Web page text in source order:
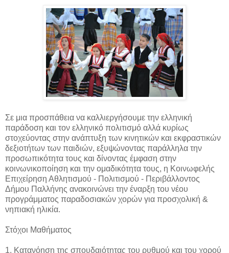
Σε μια προσπάθεια να καλλιεργήσουμε την ελληνική
παράδοση και τον ελληνικό πολιτισμό αλλά κυρίως
στοχεύοντας στην ανάπτυξη των κινητικών και εκφραστικών
δεξιοτήτων των παιδιών, εξυψώνοντας παράλληλα την
προσωπικότητα τους και δίνοντας έμφαση στην
κοινωνικοποίηση και την ομαδικότητα τους, η Κοινωφελής
Επιχείρηση Αθλητισμού - Πολιτισμού - Περιβάλλοντος
Δήμου Παλλήνης ανακοινώνει την έναρξη του νέου
προγράμματος παραδοσιακών χορών για προσχολική &
νηπιακή ηλικία.
Στόχοι Μαθήματος
1. Κατανόηση της σπουδαιότητας του ρυθμού και του χορού